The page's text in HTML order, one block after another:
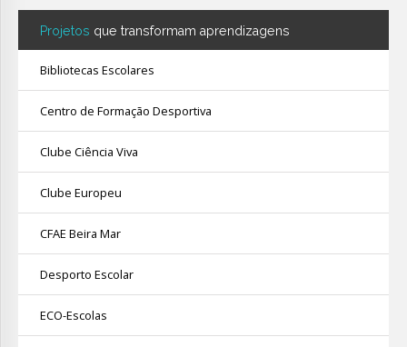
Projetos que transformam aprendizagens
Bibliotecas Escolares
Centro de Formação Desportiva
Clube Ciência Viva
Clube Europeu
CFAE Beira Mar
Desporto Escolar
ECO-Escolas